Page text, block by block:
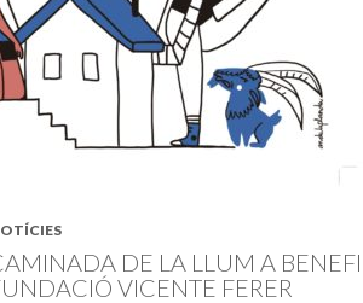
DE LA LLUM A
VICENTE FERER